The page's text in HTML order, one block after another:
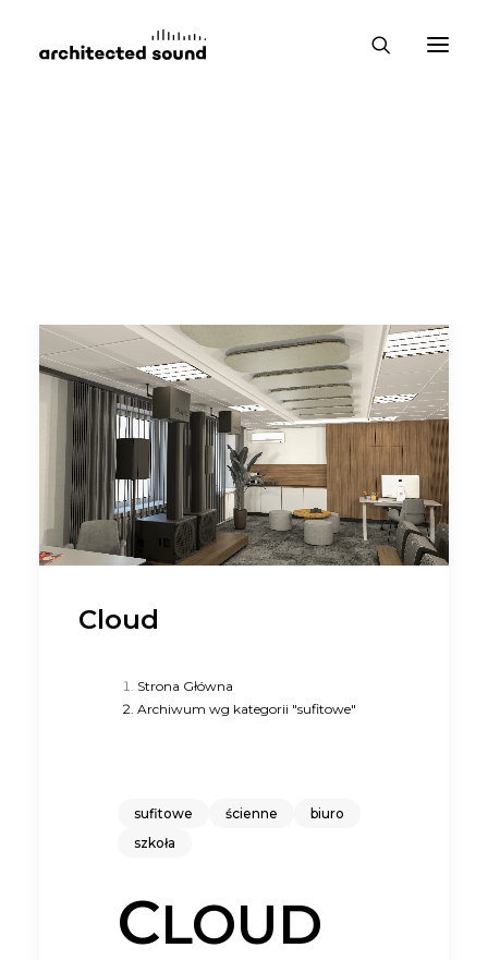
Cloud
Strona Główna
Archiwum wg kategorii "sufitowe"
sufitowe ścienne
biuro
szkoła
CLOUD